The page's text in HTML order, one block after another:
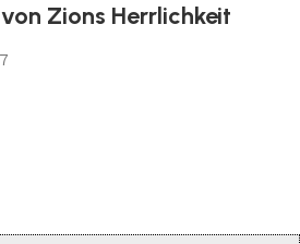
Zions Herrlichkeit